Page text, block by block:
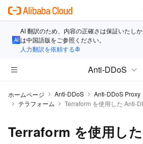
AI 翻訳のため、内容の正確さは保証いたし
は中国語版をご参照ください。
人力翻訳を依頼する
Anti-DDoS
ホームページ Anti-DDoS Anti-DDoS Proxy
テラフォーム
Terraform を使用した Anti-
Terraform を使用し